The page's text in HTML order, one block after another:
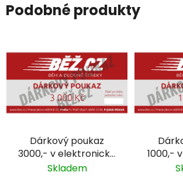
Podobné produkty
Dárkový poukaz
3000,- v elektronické
formě
Skladem
1000,-